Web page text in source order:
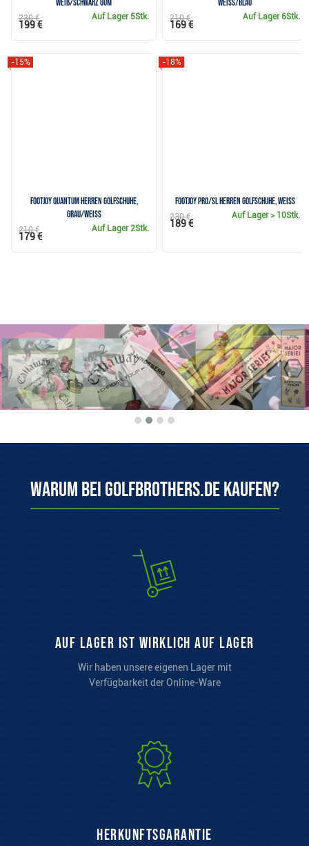
weiß/schwarz gum
Auf Lager 5Stk.
230 €
199 €
weiss/blau
Auf Lager6Stk.
210 €
169 €
FootJoy Quantum Herren Golfschuhe,
grau/weiss
-15%
Auf Lager 2Stk.
210 €
179 €
FootJoy Pro/SL Herren Golfschuhe, weiss
-18%
Auf Lager> 10Stk.
230 €
189 €
Warum bei Golfbrothers.de kaufen?
auf Lager ist wirklich auf Lager
Wir haben unsere eigenen Lager mit
Verfügbarkeit der Online-Ware
Herkunftsgarantie